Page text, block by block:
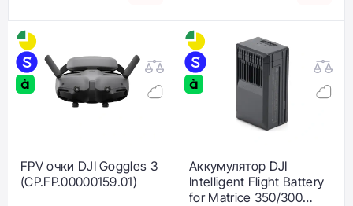
FPV очки DJI Goggles 3
(CP.FP.00000159.01)
Аккумулятор DJI
Intelligent Flight Battery
for Matrice 350/300